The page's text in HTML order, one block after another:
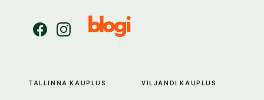
TALLINNA KAUPLUS VILJANDI KAUPLUS